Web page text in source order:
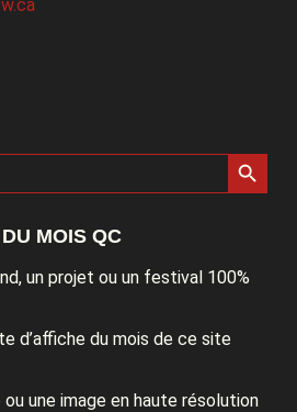
Search Button
MOIS QC
un projet ou un festival 100%
d’affiche du mois de ce site
une image en haute résolution